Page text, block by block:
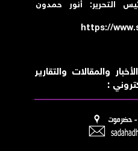
أنور حمدون
https://
والمقالات والتقارير
: